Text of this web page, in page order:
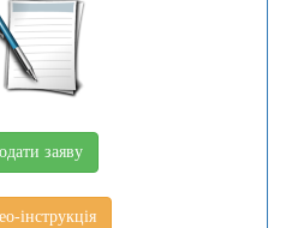
заяву
інструкція